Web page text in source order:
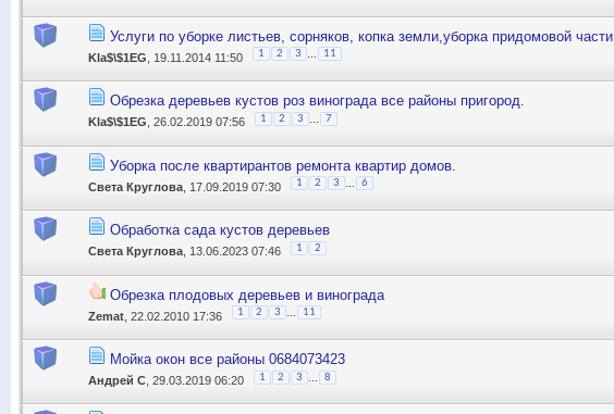
Услуги по уборке листьев, сорняков, копка земли,уборка придомовой части.
Kla$\$1EG , 19.11.2014 11:50 1 2 3 11
Обрезка деревьев кустов роз винограда все районы пригород.
Kla$\$1EG , 26.02.2019 07:56 1 2 3 7
Уборка после квартирантов ремонта квартир домов.
Света Круглова , 17.09.2019 07:30 1 2 3 6
Обработка сада кустов деревьев
Света Круглова , 13.06.2023 07:46 1 2
Обрезка плодовых деревьев и винограда
Zemat , 22.02.2010 17:36 1 2 3 11
Мойка окон все районы 0684073423
Андрей С , 29.03.2019 06:20 1 2 3 8